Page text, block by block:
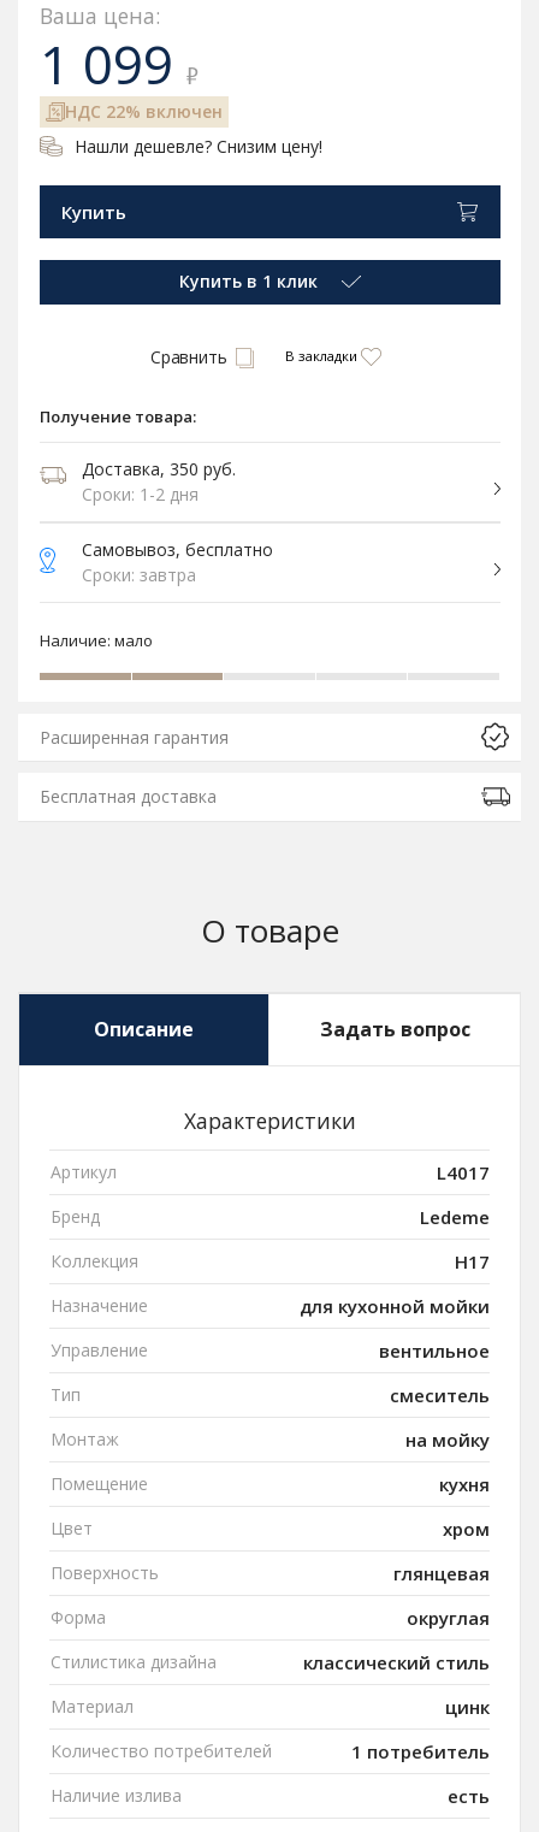
Ваша цена:
1 099 ₽
НДС 22% включен
Нашли дешевле? Снизим цену!
Купить
Купить в 1 клик
Сравнить В закладки
Получение товара:
Доставка, 350 руб.
Сроки: 1-2 дня
Самовывоз, бесплатно
Сроки: завтра
Наличие: мало
Расширенная гарантия
Бесплатная доставка
О товаре
Описание Задать вопрос
Характеристики
Артикул L4017
Бренд Ledeme
Коллекция H17
Назначение для кухонной мойки
Управление вентильное
Тип смеситель
Монтаж на мойку
Помещение кухня
Цвет хром
Поверхность глянцевая
Форма округлая
Стилистика дизайна классический стиль
Материал цинк
Количество потребителей 1 потребитель
Наличие излива есть